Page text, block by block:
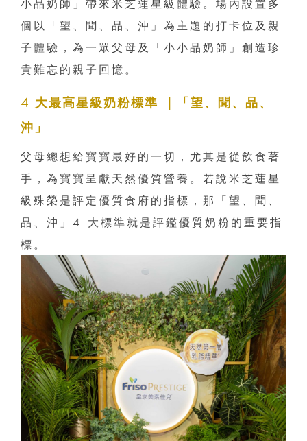
小品奶師」帶來米芝蓮星級體驗。場內設置多
個以「望、聞、品、沖」為主題的打卡位及親
子體驗，為一眾父母及「小小品奶師」創造珍
貴難忘的親子回憶。
4 大最高星級奶粉標準 ｜「望、聞、品、
沖」
父母總想給寶寶最好的一切，尤其是從飲食著
手，為寶寶呈獻天然優質營養。若說米芝蓮星
級殊榮是評定優質食府的指標，那「望、聞、
品、沖」4 大標準就是評鑑優質奶粉的重要指
標。